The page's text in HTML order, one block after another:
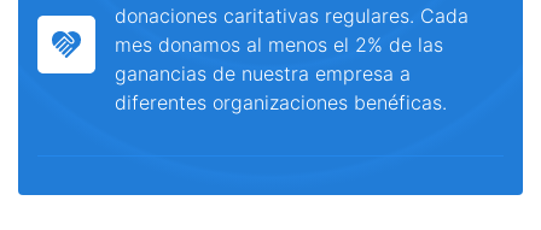
donaciones caritativas regulares. Cada
mes donamos al menos el 2% de las
ganancias de nuestra empresa a
diferentes organizaciones benéficas.